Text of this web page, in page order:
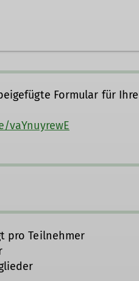
die gemeinsam die
Programm: von
Mehrtagestouren
eine Tour aus
gewachsen sind, sind
Formular für
vaYnuyrewE
pro Teilnehmer